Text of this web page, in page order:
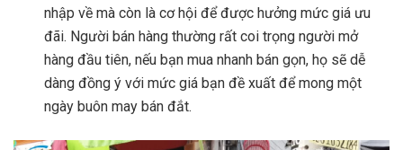
nhập về mà còn là cơ hội để được hưởng mức giá ưu
đãi. Người bán hàng thường rất coi trọng người mở
hàng đầu tiên, nếu bạn mua nhanh bán gọn, họ sẽ dễ
dàng đồng ý với mức giá bạn đề xuất để mong một
ngày buôn may bán đắt.